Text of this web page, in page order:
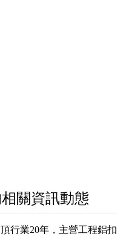
關資訊動態
行業20年，主營工程鋁扣